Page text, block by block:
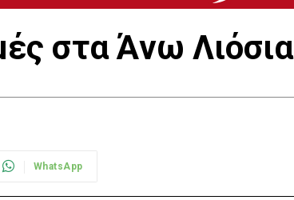
στα Άνω Λιόσια
WhatsApp